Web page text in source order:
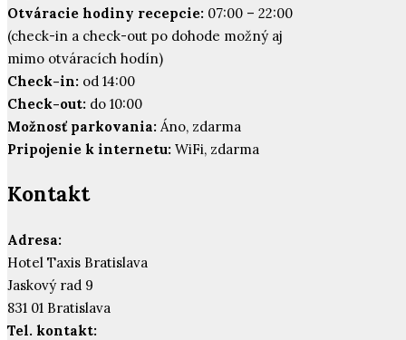
Otváracie hodiny recepcie: 07:00 – 22:00
(check-in a check-out po dohode možný aj
mimo otváracích hodín)
Check-in: od 14:00
Check-out: do 10:00
Možnosť parkovania: Áno, zdarma
Pripojenie k internetu: WiFi, zdarma
Kontakt
Adresa:
Hotel Taxis Bratislava
Jaskový rad 9
831 01 Bratislava
Tel. kontakt: